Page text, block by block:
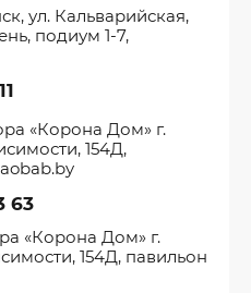
ул. Кальварийская,
подиум 1-7,
«Корона Дом» г.
154Д,
63
«Корона Дом» г.
154Д, павильон